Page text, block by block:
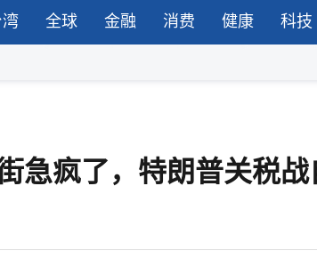
湾 全球 金融 消费 健康 科技
急疯了，特朗普关税